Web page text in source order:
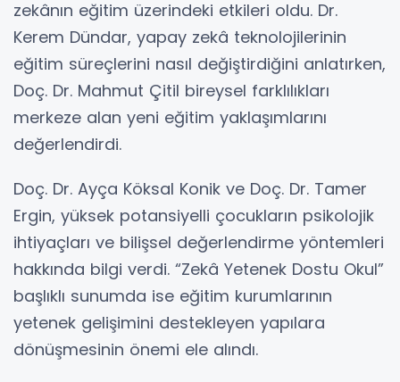
zekânın eğitim üzerindeki etkileri oldu. Dr.
Kerem Dündar, yapay zekâ teknolojilerinin
eğitim süreçlerini nasıl değiştirdiğini anlatırken,
Doç. Dr. Mahmut Çitil bireysel farklılıkları
merkeze alan yeni eğitim yaklaşımlarını
değerlendirdi.
Doç. Dr. Ayça Köksal Konik ve Doç. Dr. Tamer
Ergin, yüksek potansiyelli çocukların psikolojik
ihtiyaçları ve bilişsel değerlendirme yöntemleri
hakkında bilgi verdi. “Zekâ Yetenek Dostu Okul”
başlıklı sunumda ise eğitim kurumlarının
yetenek gelişimini destekleyen yapılara
dönüşmesinin önemi ele alındı.